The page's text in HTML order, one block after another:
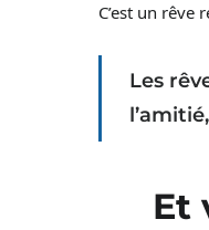
C’est un
Les
Et